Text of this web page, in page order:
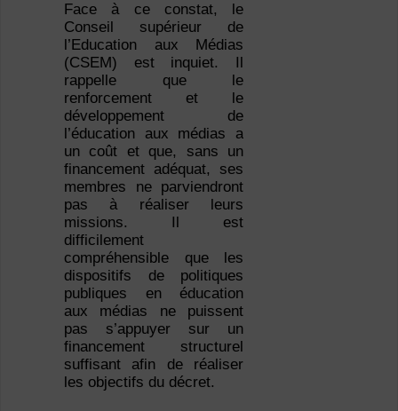
Face à ce constat, le
Conseil supérieur de
l’Education aux Médias
(CSEM) est inquiet. Il
rappelle que le
renforcement et le
développement de
l’éducation aux médias a
un coût et que, sans un
financement adéquat, ses
membres ne parviendront
pas à réaliser leurs
missions. Il est
difficilement
compréhensible que les
dispositifs de politiques
publiques en éducation
aux médias ne puissent
pas s’appuyer sur un
financement structurel
suffisant afin de réaliser
les objectifs du décret.